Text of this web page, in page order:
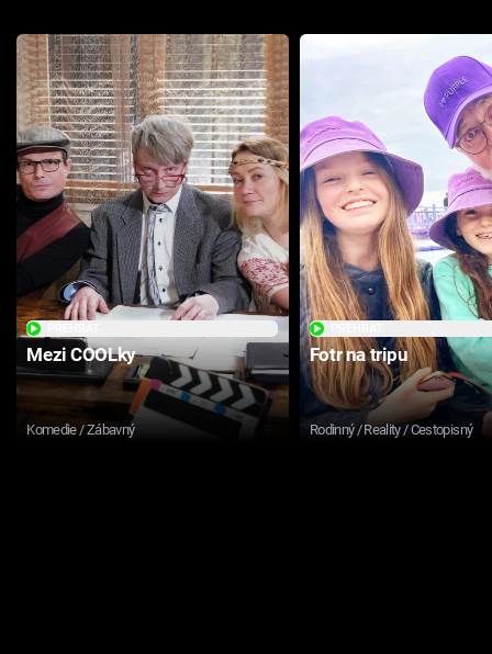
Mezi COOLky
Komedie / Zábavný
Fotr na tripu
Rodinný / Reality / Cestopisný